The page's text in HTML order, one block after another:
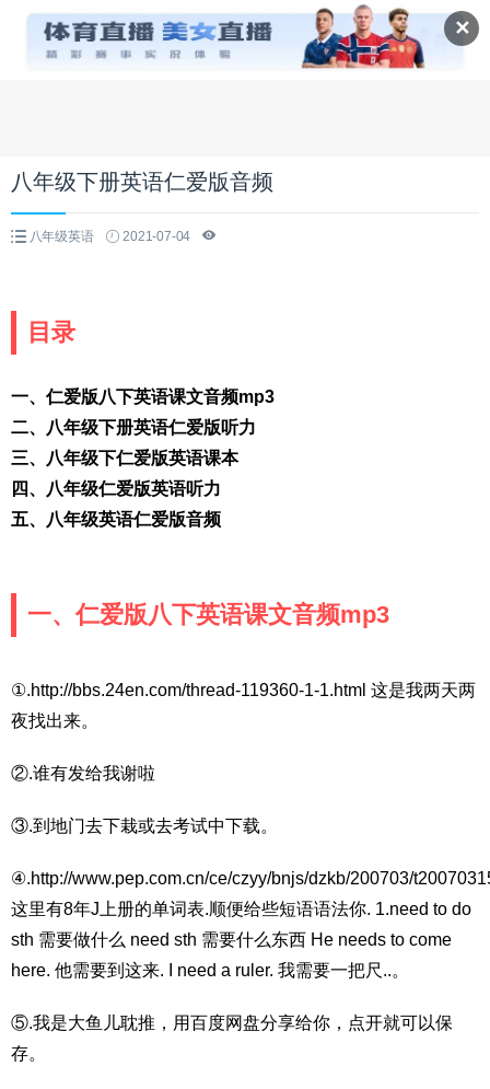
✕
八年级下册英语仁爱版音频
八年级英语 2021-07-04
目录
一、仁爱版八下英语课文音频mp3
二、八年级下册英语仁爱版听力
三、八年级下仁爱版英语课本
四、八年级仁爱版英语听力
五、八年级英语仁爱版音频
一、仁爱版八下英语课文音频mp3
①.http://bbs.24en.com/thread-119360-1-1.html 这是我两天两
夜找出来。
②.谁有发给我谢啦
③.到地门去下栽或去考试中下载。
④.http://www.pep.com.cn/ce/czyy/bnjs/dzkb/200703/
这里有8年J上册的单词表.顺便给些短语语法你. 1.need to do
sth 需要做什么 need sth 需要什么东西 He needs to come
here. 他需要到这来. I need a ruler. 我需要一把尺..。
⑤.我是大鱼儿耽推，用百度网盘分享给你，点开就可以保
存。